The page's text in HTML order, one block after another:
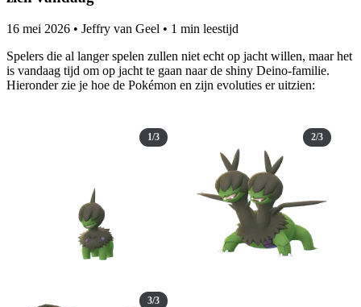
16 mei 2026 • Jeffry van Geel • 1 min leestijd
Spelers die al langer spelen zullen niet echt op jacht willen, maar het
is vandaag tijd om op jacht te gaan naar de shiny Deino-familie.
Hieronder zie je hoe de Pokémon en zijn evoluties er uitzien:
1/3 2/3
3/3